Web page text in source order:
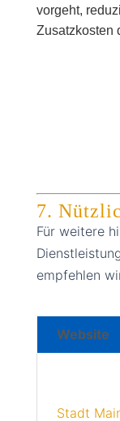
vorgeht,
Zusatzkosten
7.
Für weitere
empfehlen
Website
Stadt